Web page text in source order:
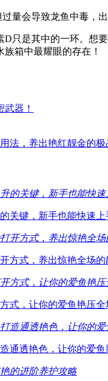
量会导致龙鱼中毒，
只是其中的一环。想
箱中最耀眼的存在！
器！
法，养出艳红靓金的极
关键，新手也能快速上
方式，养出惊艳全场的
式，让你的爱鱼艳压全
通透艳色，让你的爱鱼